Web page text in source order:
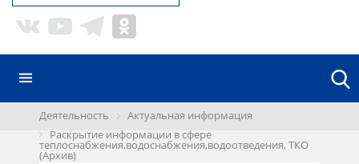
Деятельность
Актуальная информация
Раскрытие информации в сфере
теплоснабжения,водоснабжения,водоотведения, ТКО
(Архив)